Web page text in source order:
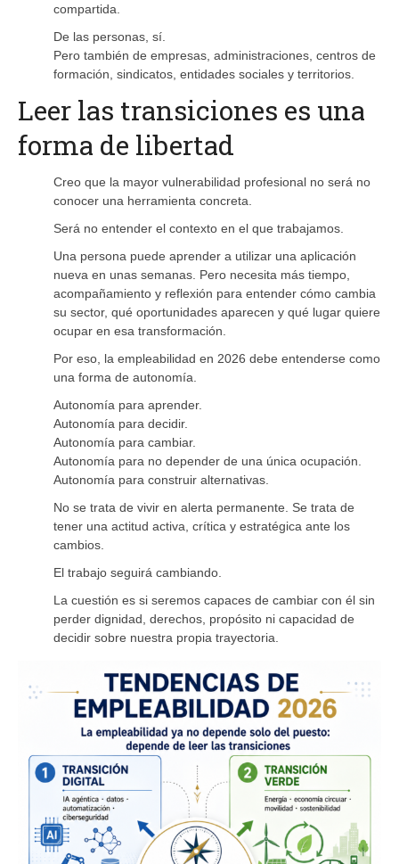
compartida.
De las personas, sí.
Pero también de empresas, administraciones, centros de
formación, sindicatos, entidades sociales y territorios.
Leer las transiciones es una
forma de libertad
Creo que la mayor vulnerabilidad profesional no será no
conocer una herramienta concreta.
Será no entender el contexto en el que trabajamos.
Una persona puede aprender a utilizar una aplicación
nueva en unas semanas. Pero necesita más tiempo,
acompañamiento y reflexión para entender cómo cambia
su sector, qué oportunidades aparecen y qué lugar quiere
ocupar en esa transformación.
Por eso, la empleabilidad en 2026 debe entenderse como
una forma de autonomía.
Autonomía para aprender.
Autonomía para decidir.
Autonomía para cambiar.
Autonomía para no depender de una única ocupación.
Autonomía para construir alternativas.
No se trata de vivir en alerta permanente. Se trata de
tener una actitud activa, crítica y estratégica ante los
cambios.
El trabajo seguirá cambiando.
La cuestión es si seremos capaces de cambiar con él sin
perder dignidad, derechos, propósito ni capacidad de
decidir sobre nuestra propia trayectoria.